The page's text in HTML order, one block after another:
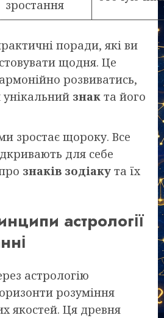
зростання
поради, які ви
щодня. Це
розвиватись,
знак та його
зростає щороку. Все
для себе
знаків зодіаку та їх
астрології
астрологію
розуміння
якостей. Ця древня